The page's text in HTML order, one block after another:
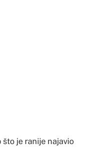
što je ranije najavio